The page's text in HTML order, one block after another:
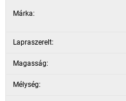
Márka:
Lapraszerelt:
Magasság:
Mélység: